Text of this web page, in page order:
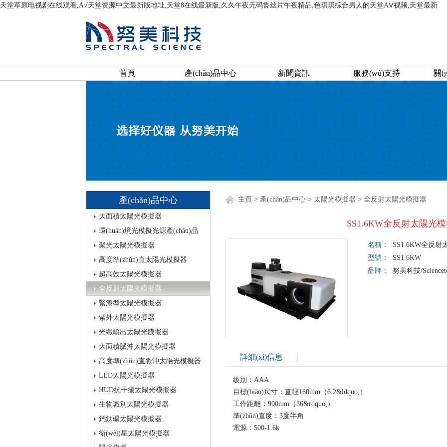
天堂草原电视剧在线观看,А√天堂资源中文最新版地址,天堂8在线最新版,久久午夜无码鲁丝片午夜精品,色琪琪综合男人的天堂AⅤ视频,天堂最新
首頁 產(chǎn)品中心 新聞資訊 服務(wù)支持 關
產(chǎn)品中心
大面積太陽光模擬器
環(huán)境光模擬光源產(chǎn)品
聚光太陽光模擬器
高度準(zhǔn)直太陽光模擬器
超高效太陽光模擬器
全反射太陽光模擬器
緊湊型太陽光模擬器
紫外太陽光模擬器
光纖輸出太陽光膜擬器
大面積脈沖太陽光模擬器
高度準(zhǔn)直脈沖太陽光模擬器
LED太陽光模擬器
HUD抗干擾太陽光模擬器
生物識別太陽光模擬器
鈣鈦礦太陽光模擬器
衛(wèi)星太陽光模擬器
主頁 > 產(chǎn)品中心 > 太陽光模擬器 > 全反射太陽光模擬器
SS1.6KW全反射太陽光
名稱：
SS1.6KW全反射
型號：
SS1.6KW
品牌：
努美科技/
詳細(xì)信息
級別：AAA
目標(biāo)尺寸：直徑160mm（6.2&ldquo;）
工作距離：900mm（36&rdquo;）
準(zhǔn)直度：3度半角
電源：500-1.6k